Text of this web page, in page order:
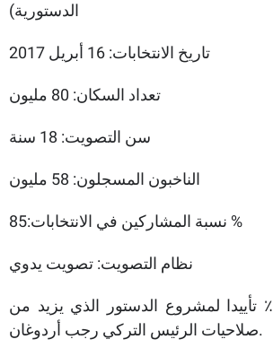
الدستورية)
تاريخ الانتخابات: 16 أبريل 2017
تعداد السكان: 80 مليون
سن التصويت: 18 سنة
الناخبون المسجلون: 58 مليون
نسبة المشاركين في الانتخابات:85 %
نظام التصويت: تصويت يدوي
الفائز: صوت 51.4٪ تأييدا لمشروع الدستور الذي يزيد من
صلاحيات الرئيس التركي رجب أردوغان.